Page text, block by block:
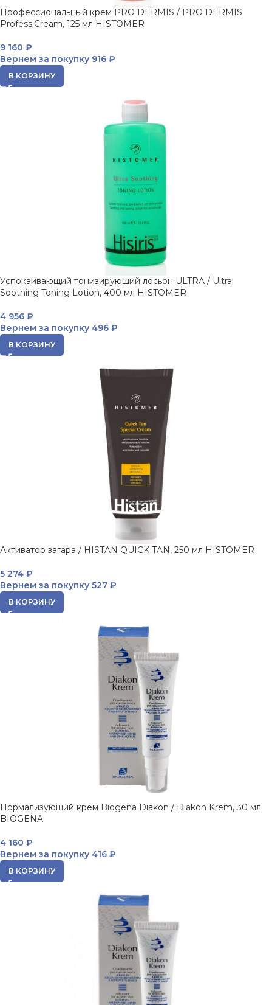
Профессиональный крем PRO DERMIS / PRO DERMIS
Profess.Cream, 125 мл HISTOMER
9 160 ₽
Вернем за покупку 916 ₽
В КОРЗИНУ
Успокаивающий тонизирующий лосьон ULTRA / Ultra
Soothing Toning Lotion, 400 мл HISTOMER
4 956 ₽
Вернем за покупку 496 ₽
В КОРЗИНУ
Активатор загара / HISTAN QUICK TAN, 250 мл HISTOMER
5 274 ₽
Вернем за покупку 527 ₽
В КОРЗИНУ
Нормализующий крем Biogena Diakon / Diakon Krem, 30 мл
BIOGENA
4 160 ₽
Вернем за покупку 416 ₽
В КОРЗИНУ